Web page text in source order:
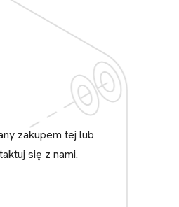
zakupem tej lub
się z nami.